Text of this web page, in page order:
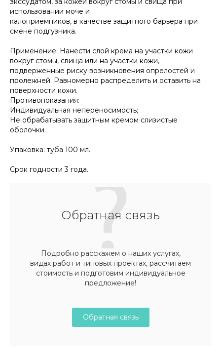
использовании моче и
калоприемников, в качестве защитного барьера при
смене подгузника.
Применение: Нанести слой крема на участки кожи
вокруг стомы, свища или на участки кожи,
подверженные риску возникновения опрелостей и
пролежней. Равномерно распределить и оставить на
поверхности кожи.
Противопоказания:
Индивидуальная непереносимость;
Не обрабатывать защитным кремом слизистые
оболочки.
Упаковка: туба 100 мл.
Срок годности 3 года.
Обратная связь
Подробно расскажем о наших услугах,
видах работ и типовых проектах, рассчитаем
стоимость и подготовим индивидуальное
предложение!
Обратная связь